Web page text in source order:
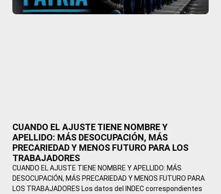
CUANDO EL AJUSTE TIENE NOMBRE Y
APELLIDO: MÁS DESOCUPACIÓN, MÁS
PRECARIEDAD Y MENOS FUTURO PARA LOS
TRABAJADORES
CUANDO EL AJUSTE TIENE NOMBRE Y APELLIDO: MÁS
DESOCUPACIÓN, MÁS PRECARIEDAD Y MENOS FUTURO PARA
LOS TRABAJADORES Los datos del INDEC correspondientes